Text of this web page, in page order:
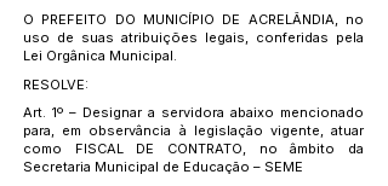
O PREFEITO DO MUNICÍPIO DE ACRELÂNDIA, no
uso de suas atribuições legais, conferidas pela
Lei Orgânica Municipal.
RESOLVE:
Art. 1º – Designar a servidora abaixo mencionado
para, em observância à legislação vigente, atuar
como FISCAL DE CONTRATO, no âmbito da
Secretaria Municipal de Educação – SEME